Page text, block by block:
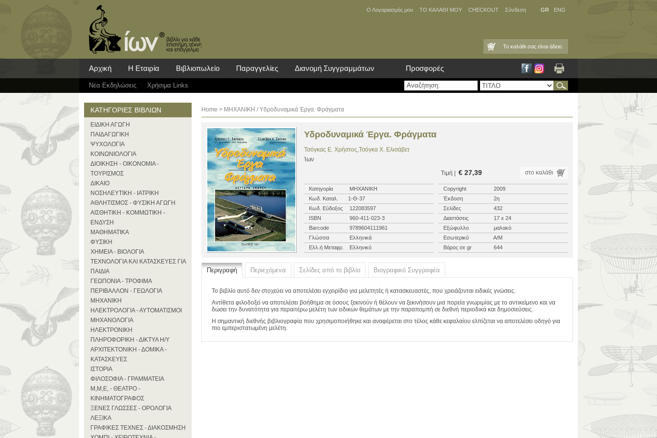
Ο Λογαριασμός μου ΤΟ ΚΑΛΑΘΙ ΜΟΥ CHECKOUT Σύνδεση GR ENG
Το καλάθι σας είναι άδειο.
Αρχική Η Εταιρία Βιβλιοπωλείο Παραγγελίες Διανομή Συγγραμμάτων Προσφορές
Νέα Eκδηλώσεις Χρήσιμα Links
ΚΑΤΗΓΟΡΙΕΣ ΒΙΒΛΙΩΝ
ΕΙΔΙΚΗ ΑΓΩΓΗ
ΠΑΙΔΑΓΩΓΙΚΗ
ΨΥΧΟΛΟΓΙΑ
ΚΟΙΝΩΝΙΟΛΟΓΙΑ
ΔΙΟΙΚΗΣΗ - ΟΙΚΟΝΟΜΙΑ -
ΤΟΥΡΙΣΜΟΣ
ΔΙΚΑΙΟ
ΝΟΣΗΛΕΥΤΙΚΗ - ΙΑΤΡΙΚΗ
ΑΘΛΗΤΙΣΜΟΣ - ΦΥΣΙΚΗ ΑΓΩΓΗ
ΑΙΣΘΗΤΙΚΗ - ΚΟΜΜΩΤΙΚΗ -
ΕΝΔΥΣΗ
ΜΑΘΗΜΑΤΙΚΑ
ΦΥΣΙΚΗ
ΧΗΜΕΙΑ - ΒΙΟΛΟΓΙΑ
ΤΕΧΝΟΛΟΓΙΑ ΚΑΙ ΚΑΤΑΣΚΕΥΕΣ ΓΙΑ
ΠΑΙΔΙΑ
ΓΕΩΠΟΝΙΑ - ΤΡΟΦΙΜΑ
ΠΕΡΙΒΑΛΛΟΝ - ΓΕΩΛΟΓΙΑ
ΜΗΧΑΝΙΚΗ
ΗΛΕΚΤΡΟΛΟΓΙΑ - ΑΥΤΟΜΑΤΙΣΜΟΙ
ΜΗΧΑΝΟΛΟΓΙΑ
ΗΛΕΚΤΡΟΝΙΚΗ
ΠΛΗΡΟΦΟΡΙΚΗ - ΔΙΚΤΥΑ Η/Υ
ΑΡΧΙΤΕΚΤΟΝΙΚΗ - ΔΟΜΙΚΑ -
ΚΑΤΑΣΚΕΥΕΣ
ΙΣΤΟΡΙΑ
ΦΙΛΟΣΟΦΙΑ - ΓΡΑΜΜΑΤΕΙΑ
Μ,Μ,Ε, - ΘΕΑΤΡΟ -
ΚΙΝΗΜΑΤΟΓΡΑΦΟΣ
ΞΕΝΕΣ ΓΛΩΣΣΕΣ - ΟΡΟΛΟΓΙΑ
ΛΕΞΙΚΑ
ΓΡΑΦΙΚΕΣ ΤΕΧΝΕΣ - ΔΙΑΚΟΣΜΗΣΗ
Home > ΜΗΧΑΝΙΚΗ / Υδροδυναμικά Έργα. Φράγματα
Υδροδυναμικά Έργα. Φράγματα
Τσόγκας Ε. Χρήστος,Τσόγκα Χ. Ελισάβετ
Ίων
Τιμή |
€ 27,39 στο καλάθι
Κατηγορία ΜΗΧΑΝΙΚΗ Copyright
2009
Κωδ. Καταλ.
1-Θ-37 Έκδοση
2η
Κωδ. Εύδοξος
122083597 Σελίδες
432
ISBN
960-411-023-3 Διαστάσεις
17 x 24
Barcode
9789604111961 Εξώφυλλο
μαλακό
Γλώσσα
Ελληνικά Εσωτερικό
Α/Μ
Ελλ.ή Μεταφρ.
Ελληνικό Βάρος σε gr 644
Περιγραφή Περιεχόμενα Σελίδες από το βιβλίο Βιογραφικό Συγγραφέα
Το βιβλίο αυτό δεν στοχεύει να αποτελέσει εγχειρίδιο για μελετητές ή κατασκευαστές, που χρειάζονται ειδικές γνώσεις.
Αντίθετα φιλοδοξεί να αποτελέσει βοήθημα σε όσους ξεκινούν ή θέλουν να ξεκινήσουν μια πορεία γνωριμίας με το αντικείμενο και να
δώσει την δυνατότητα για περαιτέρω μελέτη των ειδικών θεμάτων με την παραπομπή σε διεθνή περιοδικά και δημοσιεύσεις.
Η σημαντική διεθνής βιβλιογραφία που χρησιμοποιήθηκε και αναφέρεται στο τέλος κάθε κεφαλαίου ελπίζεται να αποτελέσει οδηγό για
πιο εμπεριστατωμένη μελέτη.